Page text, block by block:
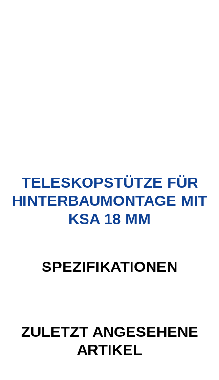
TELESKOPSTÜTZE FÜR
HINTERBAUMONTAGE MIT
KSA 18 MM
SPEZIFIKATIONEN
ZULETZT ANGESEHENE
ARTIKEL